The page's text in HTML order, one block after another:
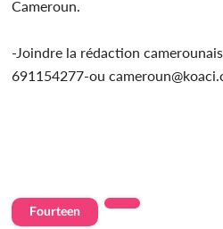
Cameroun.
-Joindre la rédaction
691154277-ou
Fourteen